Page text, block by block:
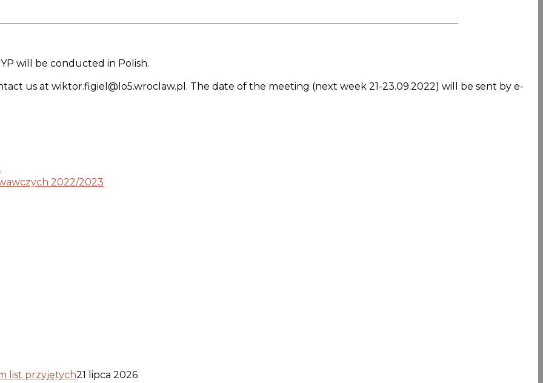
will be conducted in Polish.
us at wiktor.figiel@lo5.wroclaw.pl. The date of the meeting (next week 21-23.09.2022) will be sent by e-
2022/2023
list przyjętych21 lipca 2026